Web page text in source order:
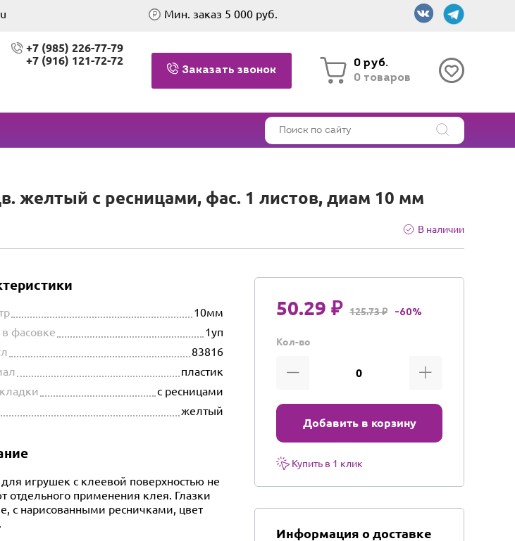
Мин. заказ 5 000 руб.
+7 (985) 226-77-79
+7 (916) 121-72-72
Заказать звонок
0 руб.
0 товаров
желтый с ресницами, фас. 1 листов, диам 10 мм
В наличии
10мм
фасовке
1уп
83816
пластик
с ресницами
желтый
для игрушек с клеевой поверхностью не
отдельного применения клея. Глазки
с нарисованными ресничками, цвет
50.29 ₽ 125.73 ₽ -60%
Кол-во
Добавить в корзину
Купить в 1 клик
Информация о доставке